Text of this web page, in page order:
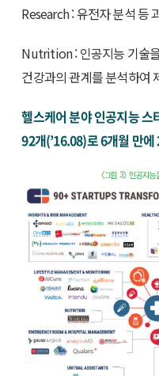
Research : 유전자 분석 등
Nutrition : 인공지능 기술
건강과의 관계를 분석하여
헬스케어 분야 인공지능
92개(’16.08)로 6개월 만